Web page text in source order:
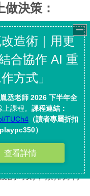
決策：
排下一週的行動清
，但是真正到了那
打亂我的行動清單
意外，但不會打亂
的角度來解釋。
作干擾的時刻，或
的時刻，預排好行